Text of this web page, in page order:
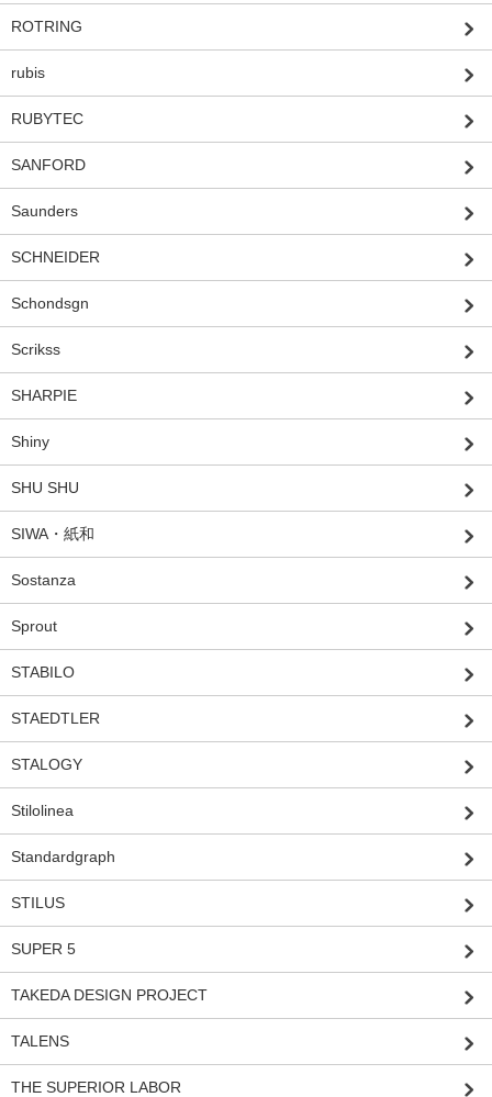
ROTRING
rubis
RUBYTEC
SANFORD
Saunders
SCHNEIDER
Schondsgn
Scrikss
SHARPIE
Shiny
SHU SHU
SIWA・紙和
Sostanza
Sprout
STABILO
STAEDTLER
STALOGY
Stilolinea
Standardgraph
STILUS
SUPER 5
TAKEDA DESIGN PROJECT
TALENS
THE SUPERIOR LABOR